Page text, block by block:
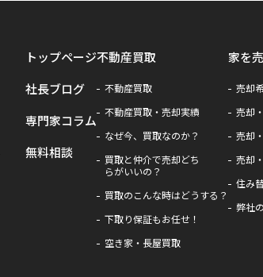
トップページ
社長ブログ
専門家コラム
無料相談
不動産買取
不動産買取
不動産買取・売却実績
なぜ今、買取なのか？
買取と仲介で売却どち
らがいいの？
買取のこんな時はどうする？
下取り保証もお任せ！
空き家・長屋買取
家を
売却
売却
売却
売却
住み
弊社